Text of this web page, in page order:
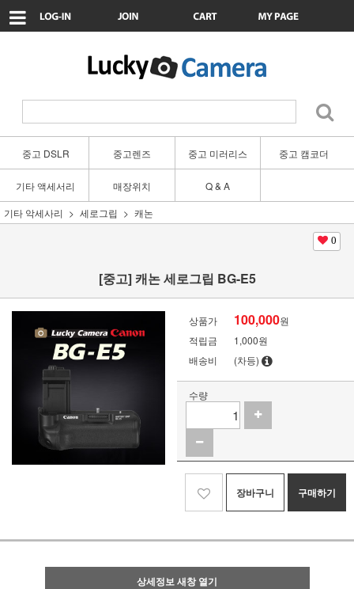
중고 DSLR 중고렌즈 중고 미러리스 중고 캠코더
기타 액세서리 매장위치
Q & A
기타 악세사리
세로그립 캐논
0
[중고] 캐논 세로그립 BG-E5
상품가 100,000원
적립금
1,000원
배송비
(차등)
수량
장바구니 구매하기
상세정보 새창 열기